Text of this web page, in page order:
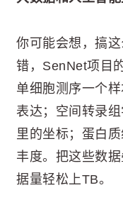
你可能会想，搞
错，SenNet项目
单细胞测序一个
表达；空间转录
里的坐标；蛋白
丰度。把这些数
据量轻松上TB。